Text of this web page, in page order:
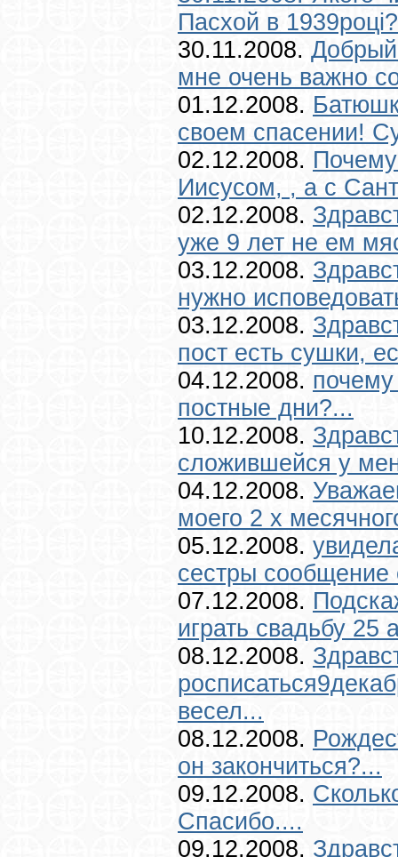
Пасхой в
30.11.2008. Добрый
мне очень важно
01.12.2008.
своем спасении!
02.12.2008.
Иисусом, , а с
02.12.2008.
уже 9 лет не ем
03.12.2008.
нужно
03.12.2008.
пост есть сушки,
04.12.2008.
постные дни?...
10.12.2008.
сложившейся у
04.12.2008.
моего 2 х
05.12.2008.
сестры
07.12.2008.
играть свадьбу 25
08.12.2008.
весел...
08.12.2008.
он закончиться?...
09.12.2008.
Спасибо....
09.12.2008.